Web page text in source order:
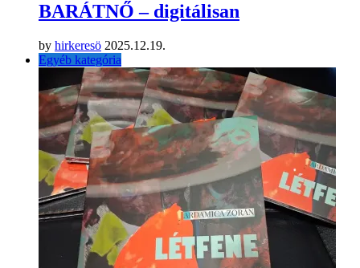
BARÁTNŐ – digitálisan
by hirkeresö 2025.12.19.
Egyéb kategória